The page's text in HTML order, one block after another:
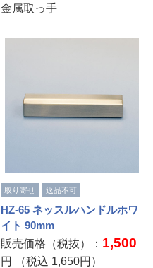
金属取っ手
取り寄せ 返品不可
HZ-65 ネッスルハンドルホワ
イト 90mm
販売価格（税抜）： 1,500
円 （税込 1,650円）